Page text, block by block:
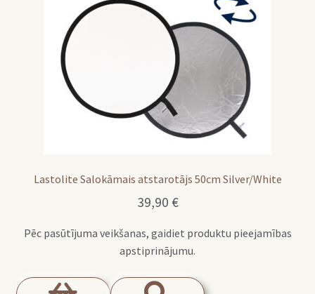
Lastolite Salokāmais atstarotājs 50cm Silver/White
39,90 €
Pēc pasūtījuma veikšanas, gaidiet produktu pieejamības
apstiprinājumu.